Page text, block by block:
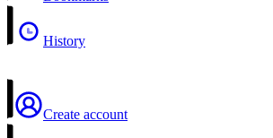
History
Create account